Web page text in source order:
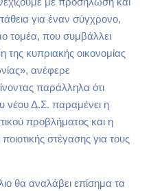
για έναν σύγχρονο,
τομέα, που συμβάλλει
της κυπριακής οικονομίας
ανέφερε
παράλληλα ότι
νέου Δ.Σ. παραμένει η
προβλήματος και η
στέγασης για τους
θα αναλάβει επίσημα τα